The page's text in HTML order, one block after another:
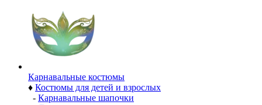
Карнавальные костюмы
♦ Костюмы для детей и взрослых
- Карнавальные шапочки